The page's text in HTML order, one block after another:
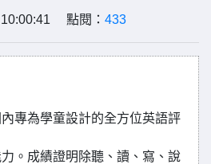
10:00:41 點閱： 433
專為學童設計的全方位英語評
。成績證明除聽、讀、寫、說